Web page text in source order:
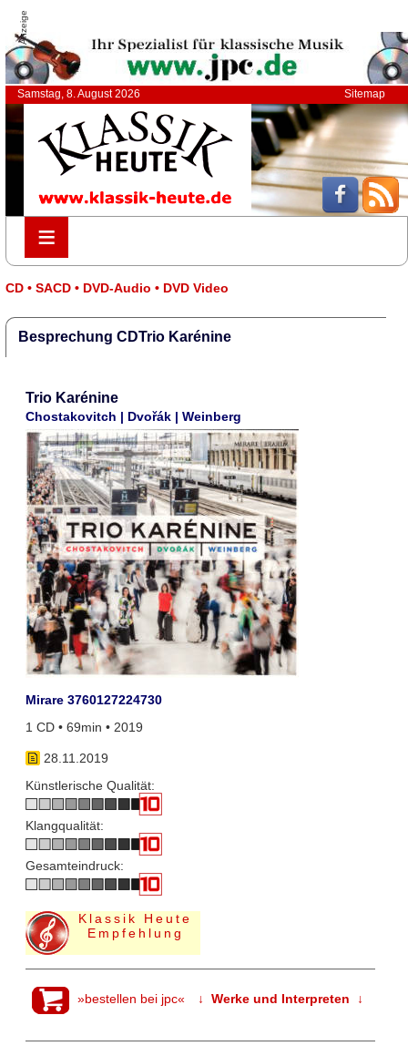
Anzeige
Samstag, 8. August 2026 Sitemap
≡
≡
CD • SACD • DVD-Audio • DVD Video
Besprechung CDTrio Karénine
Trio Karénine
Chostakovitch | Dvořák | Weinberg
Mirare 3760127224730
1 CD • 69min • 2019
28.11.2019
Künstlerische Qualität:
Klangqualität:
Gesamteindruck:
Klassik Heute
Empfehlung
»bestellen bei jpc« ↓ Werke und Interpreten ↓